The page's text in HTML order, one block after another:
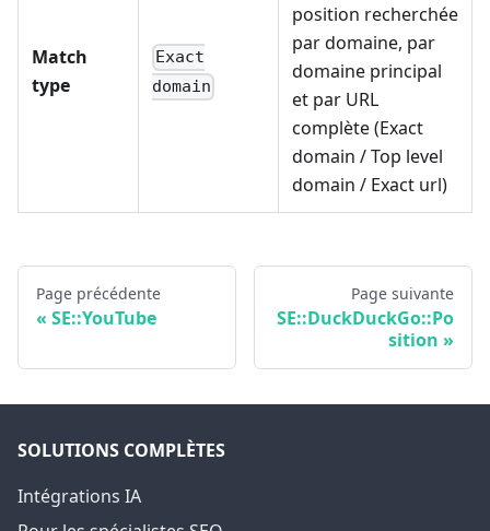
Match
type
Exact
domain
position recherchée
par domaine, par
domaine principal
et par URL
complète (Exact
domain / Top level
domain / Exact url)
Page précédente
SE::YouTube
Page suivante
SE::DuckDuckGo::Po
sition
SOLUTIONS COMPLÈTES
Intégrations IA